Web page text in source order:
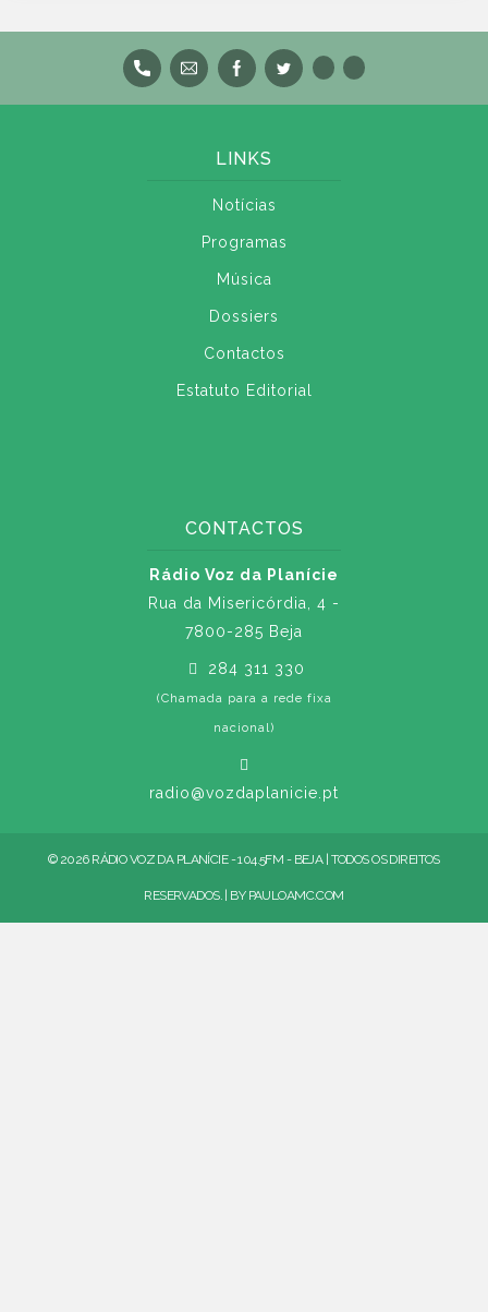
LINKS
Notícias
Programas
Música
Dossiers
Contactos
Estatuto Editorial
CONTACTOS
Rádio Voz da Planície
Rua da Misericórdia, 4 -
7800-285 Beja
284 311 330
(Chamada para a rede fixa
nacional)
radio@vozdaplanicie.pt
© 2026 RÁDIO VOZ DA PLANÍCIE - 104.5FM - BEJA | TODOS OS DIREITOS
RESERVADOS. | BY PAULOAMC.COM